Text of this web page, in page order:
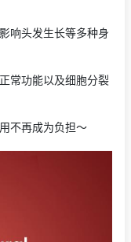
响头发生长等多种身
常功能以及细胞分裂
不再成为负担～